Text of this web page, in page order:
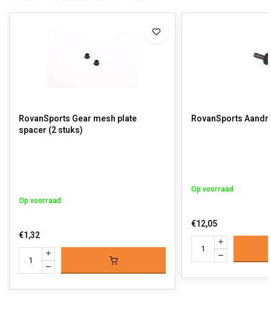
RovanSports Gear mesh plate
spacer (2 stuks)
Op voorraad
€1,32
RovanSports
Op voorraad
€12,05